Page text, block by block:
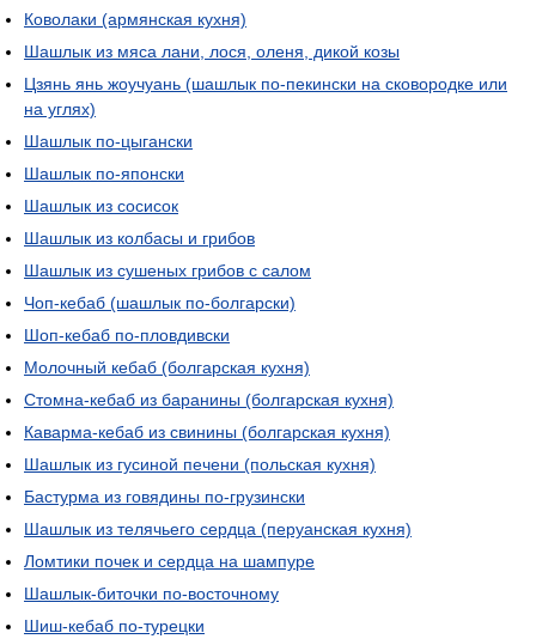
Коволаки (армянская кухня)
Шашлык из мяса лани, лося, оленя, дикой козы
Цзянь янь жоучуань (шашлык по-пекински на сковородке или
на углях)
Шашлык по-цыгански
Шашлык по-японски
Шашлык из сосисок
Шашлык из колбасы и грибов
Шашлык из сушеных грибов с салом
Чоп-кебаб (шашлык по-болгарски)
Шоп-кебаб по-пловдивски
Молочный кебаб (болгарская кухня)
Стомна-кебаб из баранины (болгарская кухня)
Каварма-кебаб из свинины (болгарская кухня)
Шашлык из гусиной печени (польская кухня)
Бастурма из говядины по-грузински
Шашлык из телячьего сердца (перуанская кухня)
Ломтики почек и сердца на шампуре
Шашлык-биточки по-восточному
Шиш-кебаб по-турецки